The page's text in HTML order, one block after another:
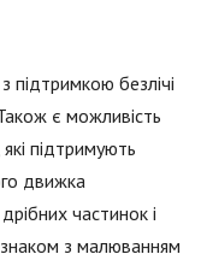
підтримкою безлічі
є можливість
підтримують
движка
частинок і
з малюванням